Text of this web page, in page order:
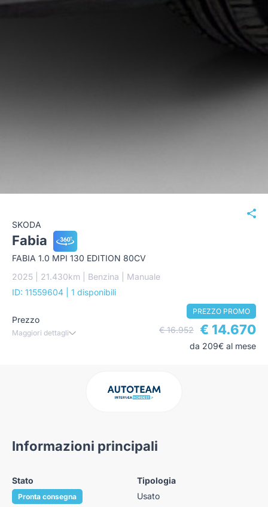
SKODA
Fabia
FABIA 1.0 MPI 130 EDITION 80CV
2025 | 21.430km | Benzina | Manuale
ID: 11559604
| 1 disponibili
Prezzo
Maggiori dettagli
PREZZO PROMO
€ 16.952 € 14.670
da 209€ al mese
Informazioni principali
Stato
Pronta consegna
Tipologia
Usato